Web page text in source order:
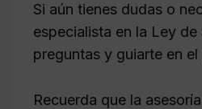
Si aún tienes dudas o
especialista en la Ley
preguntas y guiarte en
Recuerda que la